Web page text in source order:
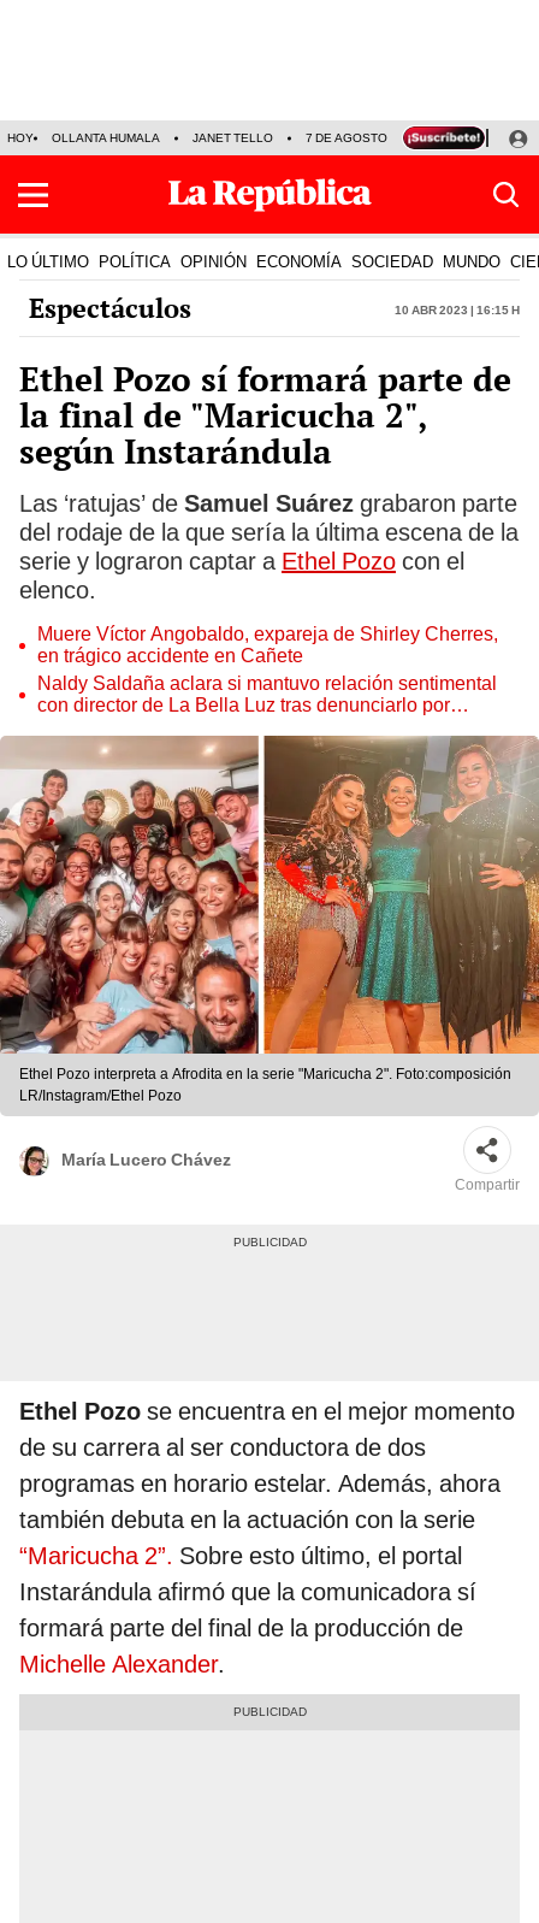
HOY OLLANTA HUMALA JANET TELLO 7 DE AGOSTO TINKA RESULTADOS
LO ÚLTIMO POLÍTICA OPINIÓN ECONOMÍA SOCIEDAD MUNDO
Espectáculos 10 Abr 2023 | 16:15 h
Ethel Pozo sí formará parte de
la final de "Maricucha 2",
según Instarándula
Las ‘ratujas’ de Samuel Suárez grabaron parte
del rodaje de la que sería la última escena de la
serie y lograron captar a Ethel Pozo con el
elenco.
Muere Víctor Angobaldo, expareja de Shirley Cherres,
en trágico accidente en Cañete
Naldy Saldaña aclara si mantuvo relación sentimental
con director de La Bella Luz tras denunciarlo por
Ethel Pozo interpreta a Afrodita en la serie "Maricucha 2". Foto:composición
LR/Instagram/Ethel Pozo
María Lucero Chávez
Compartir
Ethel Pozo se encuentra en el mejor momento
de su carrera al ser conductora de dos
programas en horario estelar. Además, ahora
también debuta en la actuación con la serie
“Maricucha 2”. Sobre esto último, el portal
Instarándula afirmó que la comunicadora sí
formará parte del final de la producción de
Michelle Alexander.